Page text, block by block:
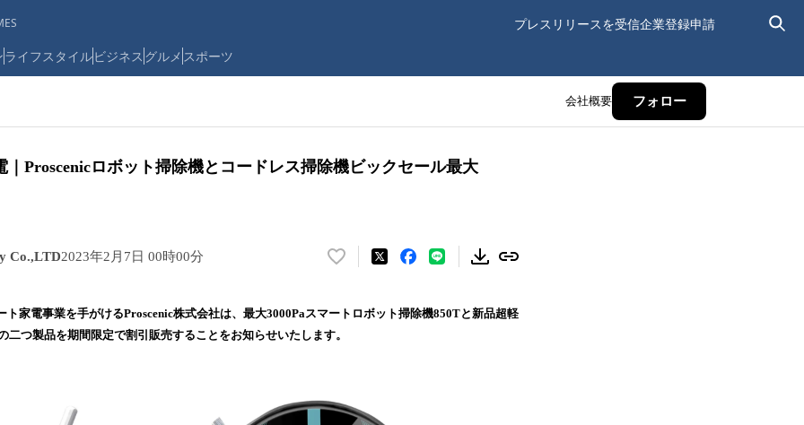
プレスリリースを受信企業登録申請
ライフスタイルビジネス グルメ スポーツ
会社概要 フォロー
｜Proscenicロボット掃除機とコードレス掃除機ビックセール最大
Co.,LTD2023年2月7日 00時00分
い
！
数
込
ト家電事業を手がけるProscenic株式会社は、最大3000Paスマートロボット掃除機850Tと新品超軽
二つ製品を期間限定で割引販売することをお知らせいたします。